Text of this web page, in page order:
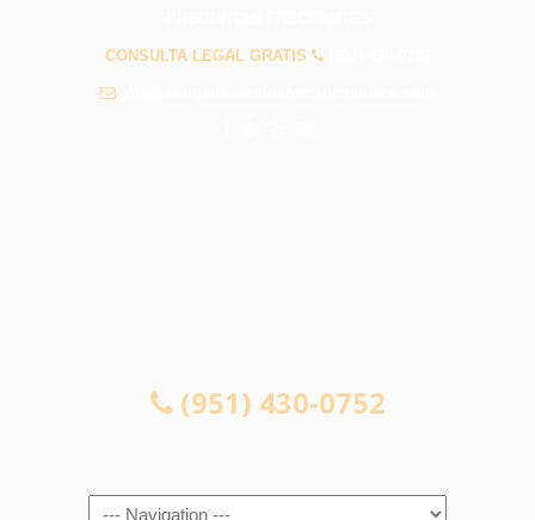
CONSULTA LEGAL GRATIS
(951) 430-0752
Navigation